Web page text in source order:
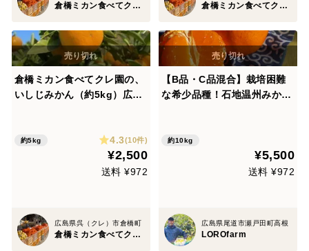
倉橋ミカン食べてクレ園 倉橋ミカン食べてクレ園
倉橋ミカン食べてクレ園の、
いしじみかん（約5kg）広島
約5kg 4.3(10件)
¥2,500
送料 ¥972
広島県呉（クレ）市倉橋町
倉橋ミカン食べてクレ園
【B品・C品混合】栽培困難
な希少品種！石地温州みかん
約10kg
¥5,500
送料 ¥972
広島県尾道市瀬戸田町高根
LOROfarm